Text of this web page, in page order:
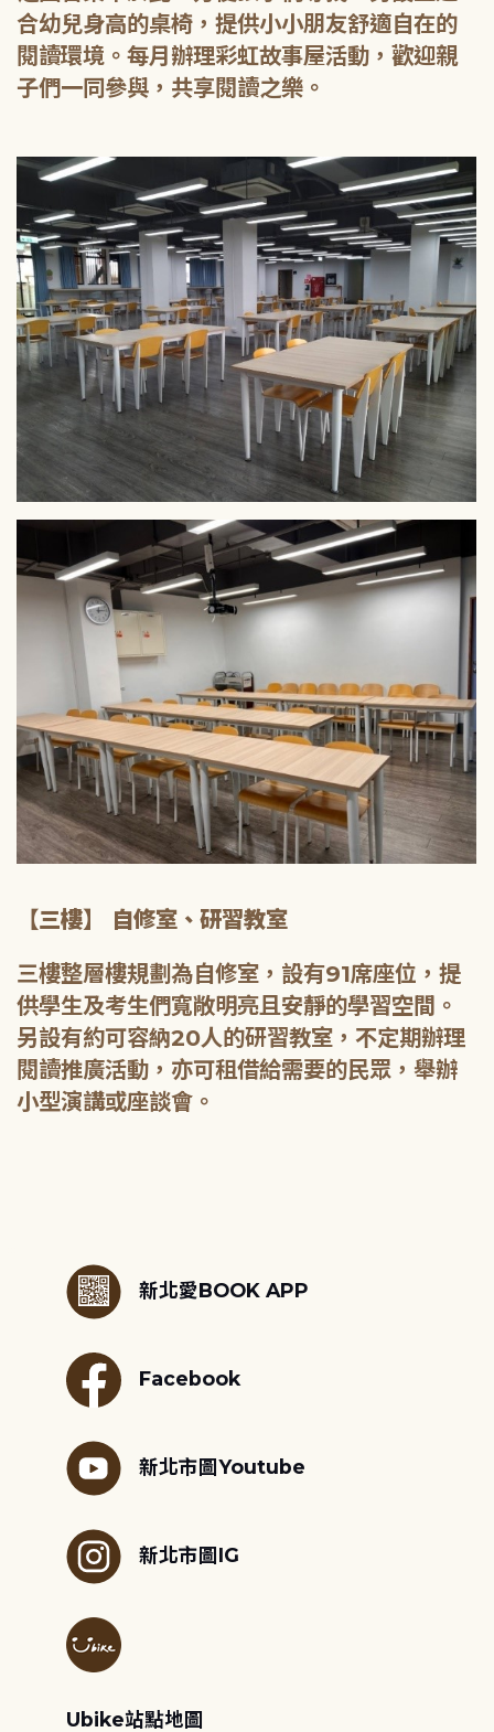
合幼兒身高的桌椅，提供小小朋友舒適自在的
閱讀環境。每月辦理彩虹故事屋活動，歡迎親
子們一同參與，共享閱讀之樂。
【三樓】 自修室、研習教室
三樓整層樓規劃為自修室，設有91席座位，提
供學生及考生們寬敞明亮且安靜的學習空間。
另設有約可容納20人的研習教室，不定期辦理
閱讀推廣活動，亦可租借給需要的民眾，舉辦
小型演講或座談會。
新北愛BOOK APP
Facebook
新北市圖Youtube
新北市圖IG
Ubike站點地圖